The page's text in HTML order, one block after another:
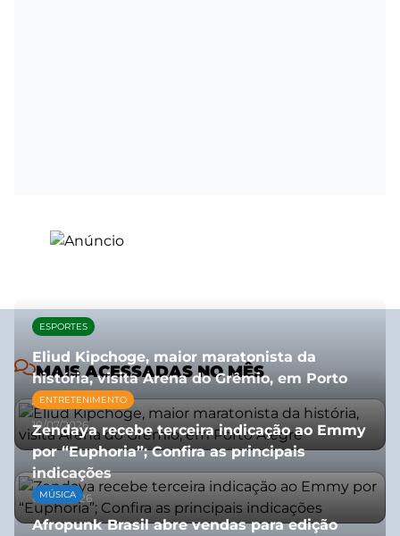
MAIS ACESSADAS NO MÊS
ESPORTES
Eliud Kipchoge, maior maratonista da
história, visita Arena do Grêmio, em Porto
Alegre
10/07/2026
ENTRETENIMENTO
Zendaya recebe terceira indicação ao Emmy
por “Euphoria”; Confira as principais
indicações
08/07/2026
MÚSICA
Afropunk Brasil abre vendas para edição